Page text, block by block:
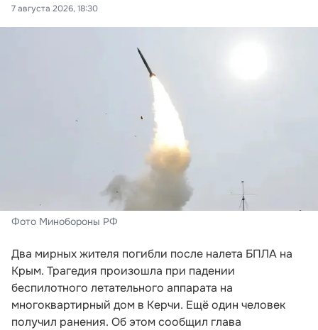
7 августа 2026, 18:30
Фото Минобороны РФ
Два мирных жителя погибли после налета БПЛА на
Крым. Трагедия произошла при падении
беспилотного летательного аппарата на
многоквартирный дом в Керчи. Ещё один человек
получил ранения. Об этом сообщил глава